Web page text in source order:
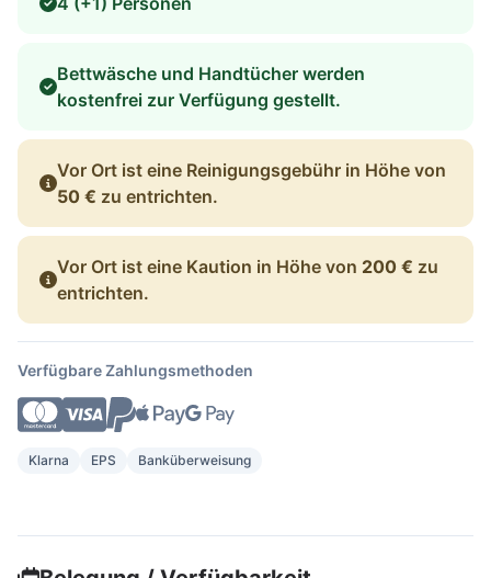
Bettwäsche und Handtücher werden
kostenfrei zur Verfügung gestellt.
Vor Ort ist eine Reinigungsgebühr in Höhe von
50 € zu entrichten.
Vor Ort ist eine Kaution in Höhe von 200 € zu
entrichten.
Verfügbare Zahlungsmethoden
Klarna EPS Banküberweisung